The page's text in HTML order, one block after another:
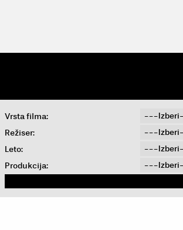
Vrsta filma:
Režiser:
Leto:
Produkcija: